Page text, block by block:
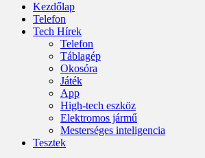
Kezdőlap
Telefon
Tech Hírek
Telefon
Táblagép
Okosóra
Játék
App
High-tech eszköz
Elektromos jármű
Mesterséges inteligencia
Tesztek